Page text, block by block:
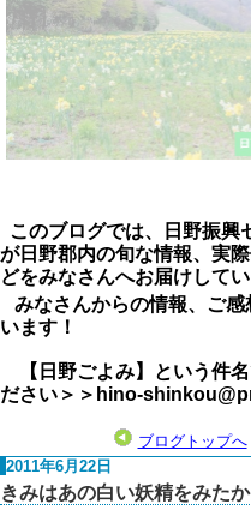
このブログでは、日野振興
が日野郡内の旬な情報、実
どをみなさんへお届けしてい
みなさんからの情報、ご感
います！
【日野ごよみ】という件名
ださい＞＞hino-
ブログトップへ
2011年6月22日
きみはあの白い妖精をみたか